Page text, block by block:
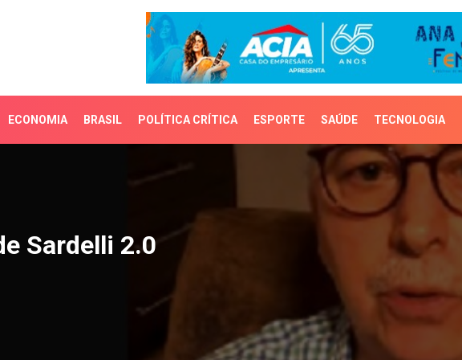
ECONOMIA BRASIL POLÍTICA CRÍTICA ESPORTE SAÚDE TECNOLOGIA
Sardelli 2.0